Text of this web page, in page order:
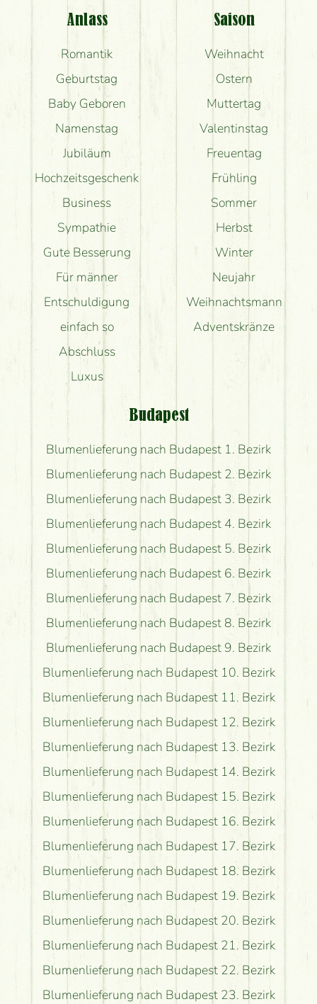
Anlass
Romantik
Geburtstag
Baby Geboren
Namenstag
Jubiläum
Hochzeitsgeschenk
Business
Sympathie
Gute Besserung
Für männer
Entschuldigung
einfach so
Abschluss
Luxus
Saison
Weihnacht
Ostern
Muttertag
Valentinstag
Freuentag
Frühling
Sommer
Herbst
Winter
Neujahr
Weihnachtsmann
Adventskränze
Budapest
Blumenlieferung nach Budapest 1. Bezirk
Blumenlieferung nach Budapest 2. Bezirk
Blumenlieferung nach Budapest 3. Bezirk
Blumenlieferung nach Budapest 4. Bezirk
Blumenlieferung nach Budapest 5. Bezirk
Blumenlieferung nach Budapest 6. Bezirk
Blumenlieferung nach Budapest 7. Bezirk
Blumenlieferung nach Budapest 8. Bezirk
Blumenlieferung nach Budapest 9. Bezirk
Blumenlieferung nach Budapest 10. Bezirk
Blumenlieferung nach Budapest 11. Bezirk
Blumenlieferung nach Budapest 12. Bezirk
Blumenlieferung nach Budapest 13. Bezirk
Blumenlieferung nach Budapest 14. Bezirk
Blumenlieferung nach Budapest 15. Bezirk
Blumenlieferung nach Budapest 16. Bezirk
Blumenlieferung nach Budapest 17. Bezirk
Blumenlieferung nach Budapest 18. Bezirk
Blumenlieferung nach Budapest 19. Bezirk
Blumenlieferung nach Budapest 20. Bezirk
Blumenlieferung nach Budapest 21. Bezirk
Blumenlieferung nach Budapest 22. Bezirk
Blumenlieferung nach Budapest 23. Bezirk